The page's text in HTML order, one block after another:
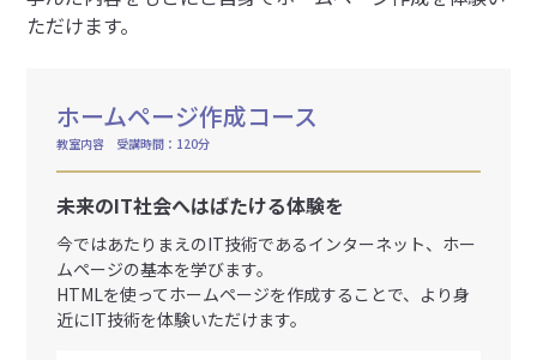
ただけます。
ホームページ作成コース
教室内容 受講時間：120分
未来のIT社会へはばたける体験を
今ではあたりまえのIT技術であるインターネット、ホー
ムページの基本を学びます。
HTMLを使ってホームページを作成することで、より身
近にIT技術を体験いただけます。